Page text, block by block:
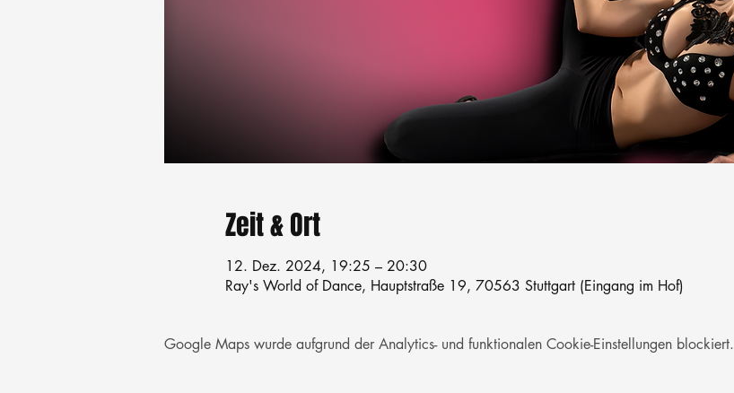
Zeit & Ort
12. Dez. 2024, 19:25 – 20:30
Ray's World of Dance, Hauptstraße 19, 70563 Stuttgart (Eingang im Hof)
Google Maps wurde aufgrund der Analytics- und funktionalen Cookie-Einstellungen blockiert.